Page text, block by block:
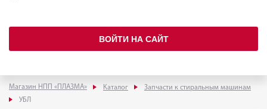
ВОЙТИ НА САЙТ
Магазин НПП «ПЛАЗМА» Каталог
Запчасти к стиральным машинам
УБЛ